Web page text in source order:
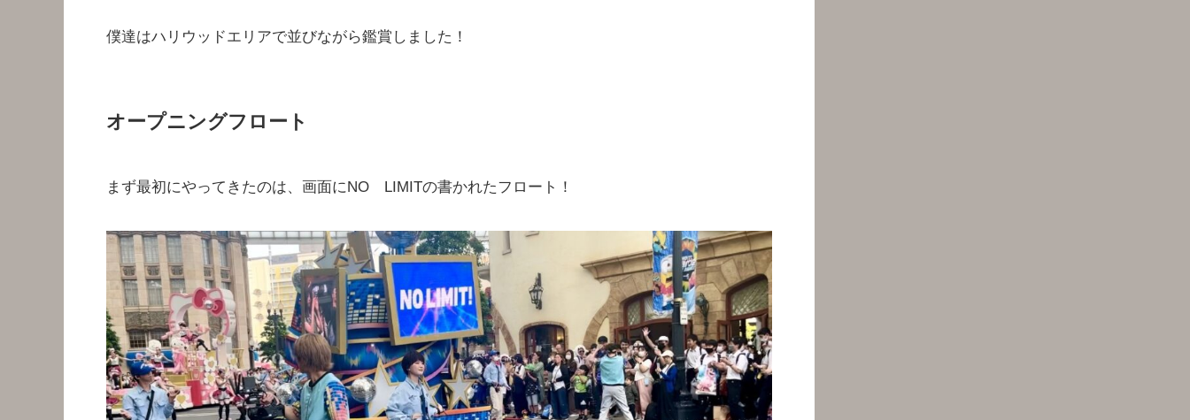
僕達はハリウッドエリアで並びながら鑑賞しました！
オープニングフロート
まず最初にやってきたのは、画面にNO LIMITの書かれたフロート！